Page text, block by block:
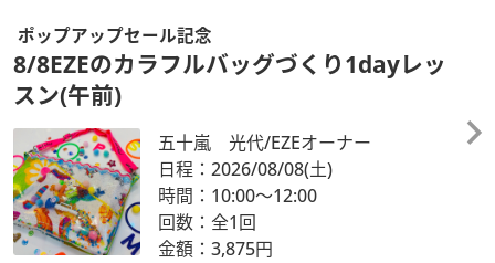
ポップアップセール記念
8/8EZEのカラフルバッグづくり1dayレッ
スン(午前)
五十嵐 光代/EZEオーナー
日程：2026/08/08(土)
時間：10:00～12:00
回数：全1回
金額：3,875円